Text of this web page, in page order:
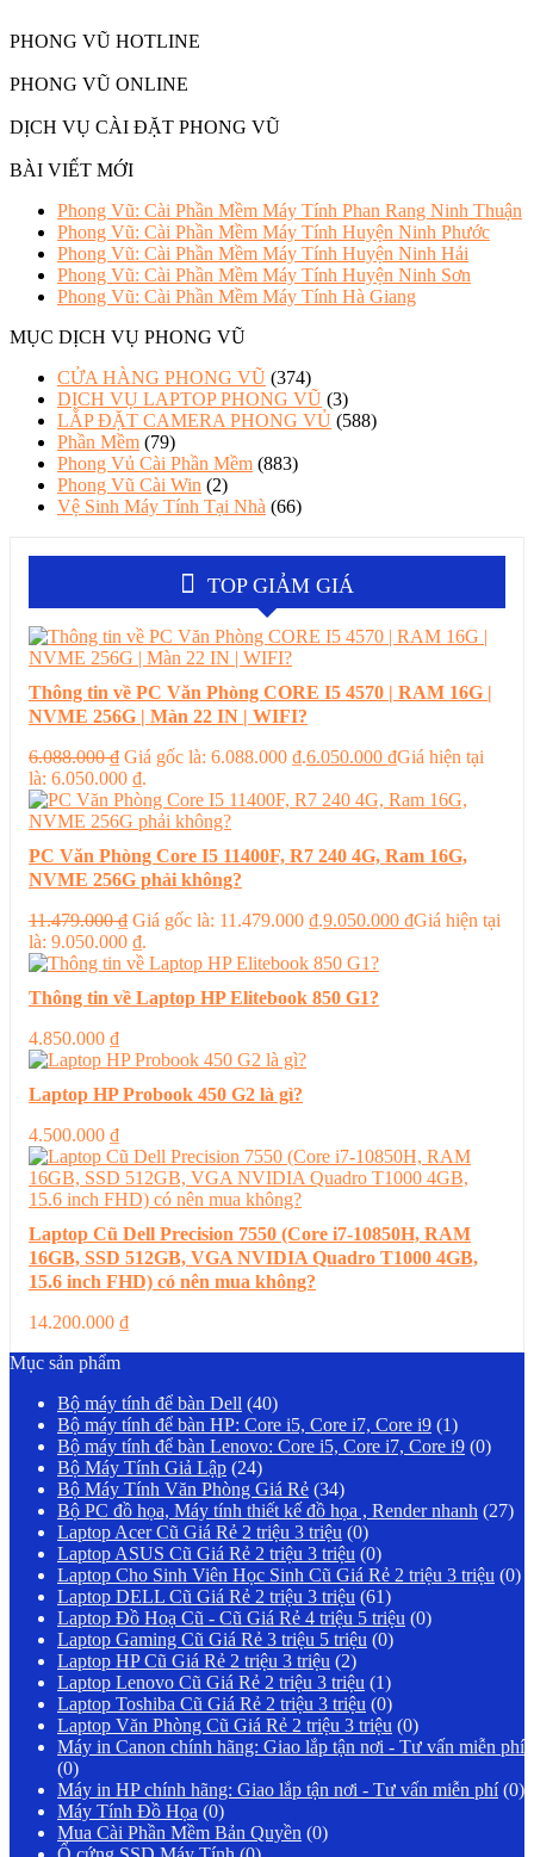
PHONG VŨ HOTLINE
PHONG VŨ ONLINE
DỊCH VỤ CÀI ĐẶT PHONG VŨ
BÀI VIẾT MỚI
Phong Vũ: Cài Phần Mềm Máy Tính Phan Rang Ninh Thuận
Phong Vũ: Cài Phần Mềm Máy Tính Huyện Ninh Phước
Phong Vũ: Cài Phần Mềm Máy Tính Huyện Ninh Hải
Phong Vũ: Cài Phần Mềm Máy Tính Huyện Ninh Sơn
Phong Vũ: Cài Phần Mềm Máy Tính Hà Giang
MỤC DỊCH VỤ PHONG VŨ
CỬA HÀNG PHONG VŨ (374)
DỊCH VỤ LAPTOP PHONG VŨ (3)
LẮP ĐẶT CAMERA PHONG VỦ (588)
Phần Mềm (79)
Phong Vủ Cài Phần Mềm (883)
Phong Vũ Cài Win (2)
Vệ Sinh Máy Tính Tại Nhà (66)
TOP GIẢM GIÁ
Thông tin về PC Văn Phòng CORE I5 4570 | RAM 16G |
NVME 256G | Màn 22 IN | WIFI?
6.088.000₫ Giá gốc là: 6.088.000 ₫.6.050.000 ₫Giá hiện tại
là: 6.050.000 ₫.
PC Văn Phòng Core I5 11400F, R7 240 4G, Ram 16G,
NVME 256G phải không?
11.479.000₫ Giá gốc là: 11.479.000 ₫.9.050.000 ₫Giá hiện tại
là: 9.050.000 ₫.
Thông tin về Laptop HP Elitebook 850 G1?
4.850.000 ₫
Laptop HP Probook 450 G2 là gì?
4.500.000 ₫
Laptop Cũ Dell Precision 7550 (Core i7-10850H, RAM
16GB, SSD 512GB, VGA NVIDIA Quadro T1000 4GB,
15.6 inch FHD) có nên mua không?
14.200.000 ₫
Mục sản phẩm
Bộ máy tính để bàn Dell (40)
Bộ máy tính để bàn HP: Core i5, Core i7, Core i9 (1)
Bộ máy tính để bàn Lenovo: Core i5, Core i7, Core i9 (0)
Bộ Máy Tính Giả Lập (24)
Bộ Máy Tính Văn Phòng Giá Rẻ (34)
Bộ PC đồ họa, Máy tính thiết kế đồ họa , Render nhanh (27)
Laptop Acer Cũ Giá Rẻ 2 triệu 3 triệu (0)
Laptop ASUS Cũ Giá Rẻ 2 triệu 3 triệu (0)
Laptop Cho Sinh Viên Học Sinh Cũ Giá Rẻ 2 triệu 3 triệu (0)
Laptop DELL Cũ Giá Rẻ 2 triệu 3 triệu (61)
Laptop Đồ Hoạ Cũ - Cũ Giá Rẻ 4 triệu 5 triệu (0)
Laptop Gaming Cũ Giá Rẻ 3 triệu 5 triệu (0)
Laptop HP Cũ Giá Rẻ 2 triệu 3 triệu (2)
Laptop Lenovo Cũ Giá Rẻ 2 triệu 3 triệu (1)
Laptop Toshiba Cũ Giá Rẻ 2 triệu 3 triệu (0)
Laptop Văn Phòng Cũ Giá Rẻ 2 triệu 3 triệu (0)
Máy in Canon chính hãng: Giao lắp tận nơi - Tư vấn miễn phí
(0)
Máy in HP chính hãng: Giao lắp tận nơi - Tư vấn miễn phí (0)
Máy Tính Đồ Họa (0)
Mua Cài Phần Mềm Bản Quyền (0)